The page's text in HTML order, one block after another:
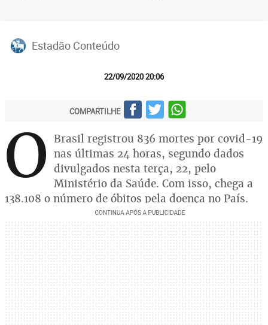
Estadão Conteúdo
22/09/2020 20:06
COMPARTILHE
O Brasil registrou 836 mortes por covid-19
nas últimas 24 horas, segundo dados
divulgados nesta terça, 22, pelo
Ministério da Saúde. Com isso, chega a
138.108 o número de óbitos pela doença no País.